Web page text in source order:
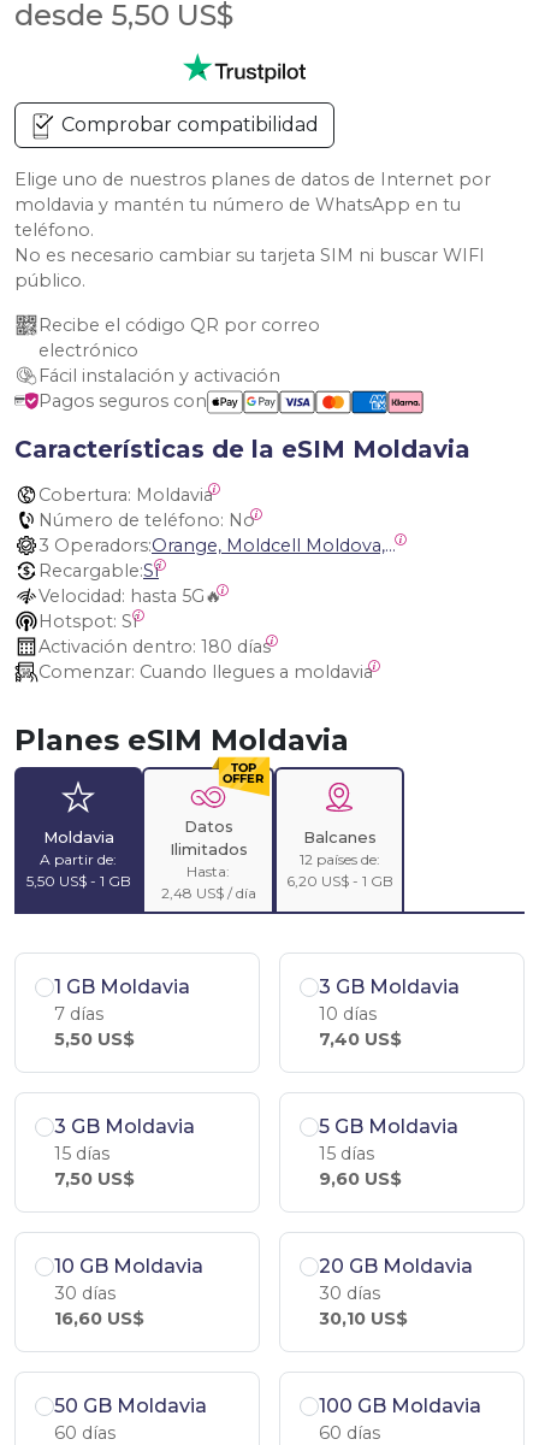
desde 5,50 US$
Comprobar compatibilidad
Elige uno de nuestros planes de datos de Internet por
moldavia y mantén tu número de WhatsApp en tu
teléfono.
No es necesario cambiar su tarjeta SIM ni buscar WIFI
público.
Recibe el código QR por correo
electrónico
Fácil instalación y activación
Pagos seguros con
Características de la eSIM Moldavia
Cobertura: Moldavia
Número de teléfono: No
3 Operadors:
Orange, Moldcell Moldova, Moldtelecom Moldova
Recargable:Sí
Velocidad: hasta 5G🔥
Hotspot: Sí
Activación dentro: 180 días
Comenzar: Cuando llegues a moldavia
Planes eSIM Moldavia
Moldavia
A partir de:
5,50 US$ - 1 GB
Datos
Ilimitados
Hasta:
2,48 US$ / día
Balcanes
12 países de:
6,20 US$ - 1 GB
1 GB Moldavia
7 días
5,50 US$
3 GB Moldavia
10 días
7,40 US$
3 GB Moldavia
15 días
7,50 US$
5 GB Moldavia
15 días
9,60 US$
10 GB Moldavia
30 días
16,60 US$
20 GB Moldavia
30 días
30,10 US$
50 GB Moldavia
60 días
100 GB Moldavia
60 días